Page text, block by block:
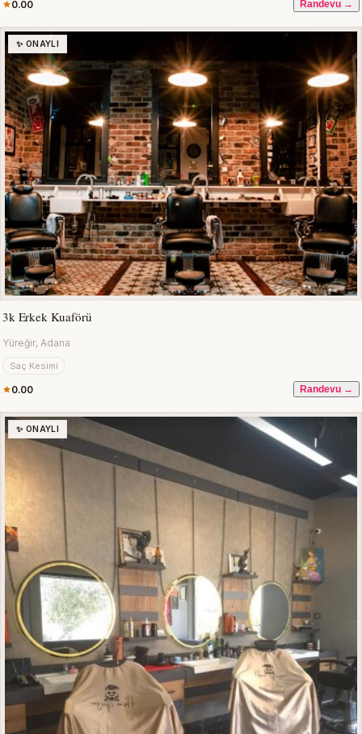
0.00 Randevu →
✨ ONAYLI
3k Erkek Kuaförü
Yüreğir, Adana
Saç Kesimi
0.00 Randevu →
✨ ONAYLI